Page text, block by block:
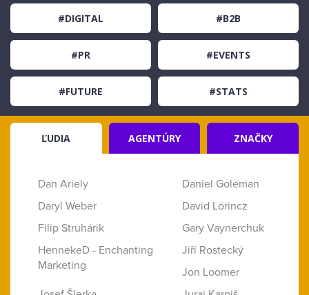
#DIGITAL #B2B
#PR #EVENTS
#FUTURE #STATS
ĽUDIA AGENTÚRY ZNAČKY
Dan Ariely
Daniel Goleman
Daryl Weber
David Lörincz
Filip Struhárik
Gary Vaynerchuk
HennekeD - Enchanting
Marketing
Jiří Rostecký
Jon Loomer